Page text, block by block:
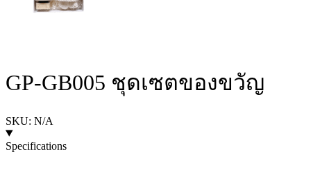
GP-GB005 ชุดเซตของขวัญ
SKU: N/A
Specifications